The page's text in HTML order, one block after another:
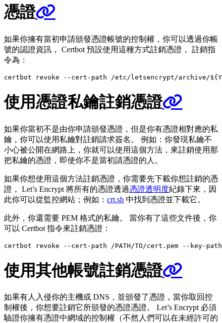
憑證
如果你擁有當初申請頒發憑證帳號的控制權，你可以透過你帳
號的認證資訊， Certbot 預設使用這種方式註銷憑證， 註銷指
令為：
certbot revoke --cert-path /etc/letsencrypt/archive/${
使用憑證私鑰註銷憑證
如果你當初不是由你申請頒發憑證，但是你有憑證相對應的私
鑰，你可以使用私鑰對註銷請求簽名。 例如：你發現私鑰不
小心被公開在網路上，你就可以使用這個方法，來註銷使用那
把私鑰的憑證，即使你不是當初請憑證的人。
如果你想使用這個方法註銷憑證，你需要先下載你想註銷的憑
證， Let’s Encrypt 將所有的憑證透過憑證透明度紀錄下來，因
此你可以從監控網站；例如： crt.sh 中找到憑證並下載它。
此外，你還需要 PEM 格式的私鑰。 當你有了這些文件後，你
可以 Certbot 指令來註銷憑證：
使用其他帳號註銷憑證
如果有人入侵你的主機或 DNS，並頒發了憑證，當你取回控
制權後，你想要註銷它所頒發的憑證憑證。 Let’s Encrypt 必須
驗證你擁有憑證中網域的控制權（不然人們可以在未經許可的